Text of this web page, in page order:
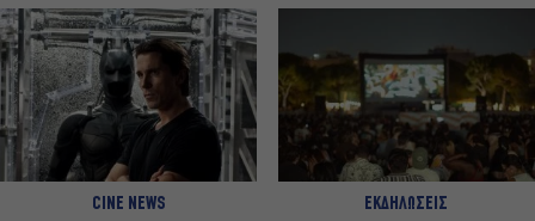
CINE NEWS ΕΚΔΗΛΩΣΕΙΣ